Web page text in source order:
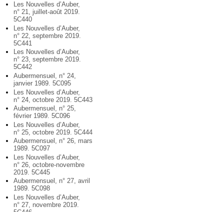
Les Nouvelles d’Auber,
n° 21, juillet-août 2019.
5C440
Les Nouvelles d’Auber,
n° 22, septembre 2019.
5C441
Les Nouvelles d’Auber,
n° 23, septembre 2019.
5C442
Aubermensuel, n° 24,
janvier 1989. 5C095
Les Nouvelles d’Auber,
n° 24, octobre 2019. 5C443
Aubermensuel, n° 25,
février 1989. 5C096
Les Nouvelles d’Auber,
n° 25, octobre 2019. 5C444
Aubermensuel, n° 26, mars
1989. 5C097
Les Nouvelles d’Auber,
n° 26, octobre-novembre
2019. 5C445
Aubermensuel, n° 27, avril
1989. 5C098
Les Nouvelles d’Auber,
n° 27, novembre 2019.